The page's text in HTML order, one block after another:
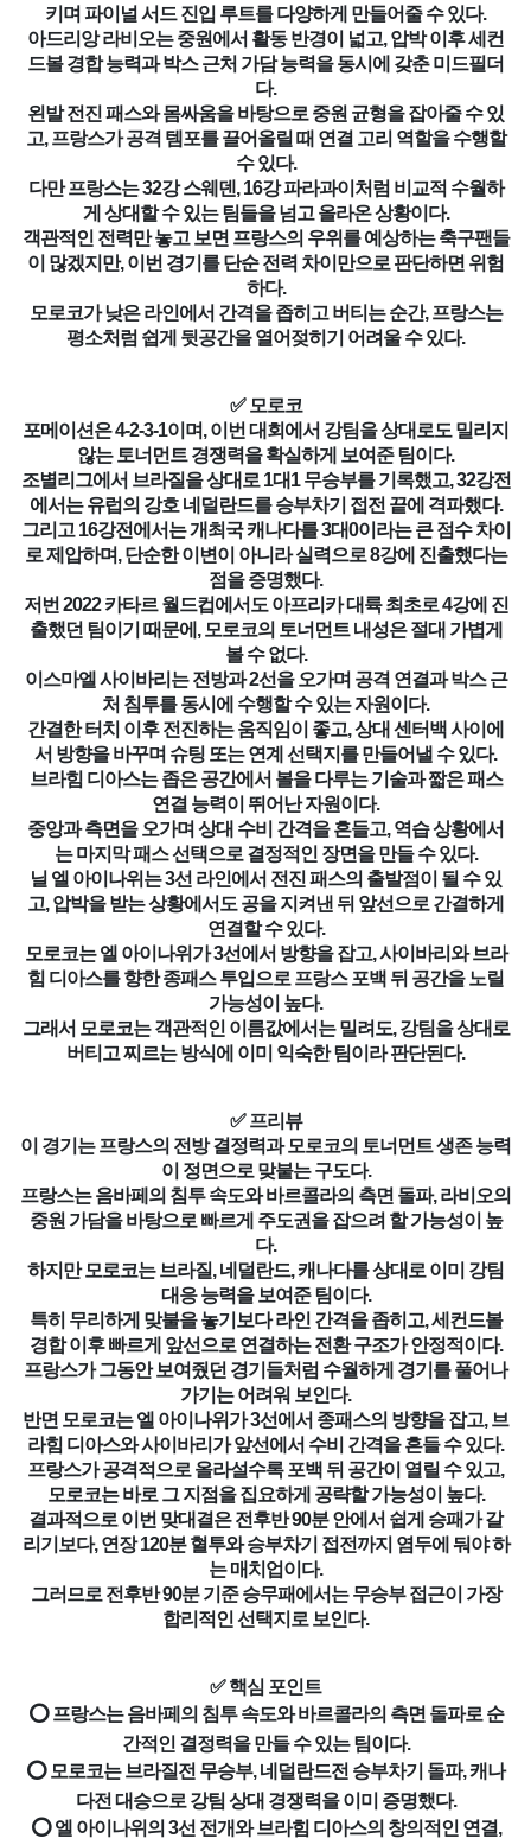
키며 파이널 서드 진입 루트를 다양하게 만들어줄 수 있다.
아드리앙 라비오는 중원에서 활동 반경이 넓고, 압박 이후 세컨
드볼 경합 능력과 박스 근처 가담 능력을 동시에 갖춘 미드필더
다.
왼발 전진 패스와 몸싸움을 바탕으로 중원 균형을 잡아줄 수 있
고, 프랑스가 공격 템포를 끌어올릴 때 연결 고리 역할을 수행할
수 있다.
다만 프랑스는 32강 스웨덴, 16강 파라과이처럼 비교적 수월하
게 상대할 수 있는 팀들을 넘고 올라온 상황이다.
객관적인 전력만 놓고 보면 프랑스의 우위를 예상하는 축구팬들
이 많겠지만, 이번 경기를 단순 전력 차이만으로 판단하면 위험
하다.
모로코가 낮은 라인에서 간격을 좁히고 버티는 순간, 프랑스는
평소처럼 쉽게 뒷공간을 열어젖히기 어려울 수 있다.
✅ 모로코
포메이션은 4-2-3-1이며, 이번 대회에서 강팀을 상대로도 밀리지
않는 토너먼트 경쟁력을 확실하게 보여준 팀이다.
조별리그에서 브라질을 상대로 1대1 무승부를 기록했고, 32강전
에서는 유럽의 강호 네덜란드를 승부차기 접전 끝에 격파했다.
그리고 16강전에서는 개최국 캐나다를 3대0이라는 큰 점수 차이
로 제압하며, 단순한 이변이 아니라 실력으로 8강에 진출했다는
점을 증명했다.
저번 2022 카타르 월드컵에서도 아프리카 대륙 최초로 4강에 진
출했던 팀이기 때문에, 모로코의 토너먼트 내성은 절대 가볍게
볼 수 없다.
이스마엘 사이바리는 전방과 2선을 오가며 공격 연결과 박스 근
처 침투를 동시에 수행할 수 있는 자원이다.
간결한 터치 이후 전진하는 움직임이 좋고, 상대 센터백 사이에
서 방향을 바꾸며 슈팅 또는 연계 선택지를 만들어낼 수 있다.
브라힘 디아스는 좁은 공간에서 볼을 다루는 기술과 짧은 패스
연결 능력이 뛰어난 자원이다.
중앙과 측면을 오가며 상대 수비 간격을 흔들고, 역습 상황에서
는 마지막 패스 선택으로 결정적인 장면을 만들 수 있다.
닐 엘 아이나위는 3선 라인에서 전진 패스의 출발점이 될 수 있
고, 압박을 받는 상황에서도 공을 지켜낸 뒤 앞선으로 간결하게
연결할 수 있다.
모로코는 엘 아이나위가 3선에서 방향을 잡고, 사이바리와 브라
힘 디아스를 향한 종패스 투입으로 프랑스 포백 뒤 공간을 노릴
가능성이 높다.
그래서 모로코는 객관적인 이름값에서는 밀려도, 강팀을 상대로
버티고 찌르는 방식에 이미 익숙한 팀이라 판단된다.
✅ 프리뷰
이 경기는 프랑스의 전방 결정력과 모로코의 토너먼트 생존 능력
이 정면으로 맞붙는 구도다.
프랑스는 음바페의 침투 속도와 바르콜라의 측면 돌파, 라비오의
중원 가담을 바탕으로 빠르게 주도권을 잡으려 할 가능성이 높
다.
하지만 모로코는 브라질, 네덜란드, 캐나다를 상대로 이미 강팀
대응 능력을 보여준 팀이다.
특히 무리하게 맞불을 놓기보다 라인 간격을 좁히고, 세컨드볼
경합 이후 빠르게 앞선으로 연결하는 전환 구조가 안정적이다.
프랑스가 그동안 보여줬던 경기들처럼 수월하게 경기를 풀어나
가기는 어려워 보인다.
반면 모로코는 엘 아이나위가 3선에서 종패스의 방향을 잡고, 브
라힘 디아스와 사이바리가 앞선에서 수비 간격을 흔들 수 있다.
프랑스가 공격적으로 올라설수록 포백 뒤 공간이 열릴 수 있고,
모로코는 바로 그 지점을 집요하게 공략할 가능성이 높다.
결과적으로 이번 맞대결은 전후반 90분 안에서 쉽게 승패가 갈
리기보다, 연장 120분 혈투와 승부차기 접전까지 염두에 둬야 하
는 매치업이다.
그러므로 전후반 90분 기준 승무패에서는 무승부 접근이 가장
합리적인 선택지로 보인다.
✅ 핵심 포인트
⭕ 프랑스는 음바페의 침투 속도와 바르콜라의 측면 돌파로 순
간적인 결정력을 만들 수 있는 팀이다.
⭕ 모로코는 브라질전 무승부, 네덜란드전 승부차기 돌파, 캐나
다전 대승으로 강팀 상대 경쟁력을 이미 증명했다.
⭕ 엘 아이나위의 3선 전개와 브라힘 디아스의 창의적인 연결,